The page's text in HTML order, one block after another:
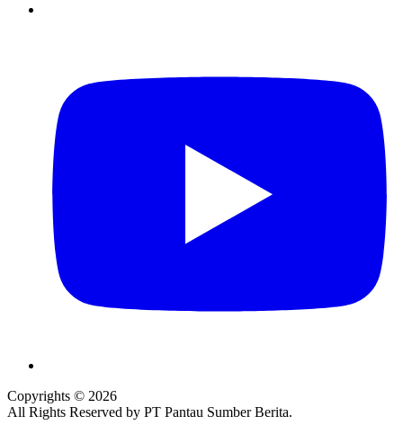
Copyrights © 2026
All Rights Reserved by PT Pantau Sumber Berita.